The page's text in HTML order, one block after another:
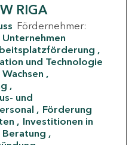
RIGA
Fördernehmer:
Unternehmen
und Technologie
und
Förderung
Investitionen in
Beratung